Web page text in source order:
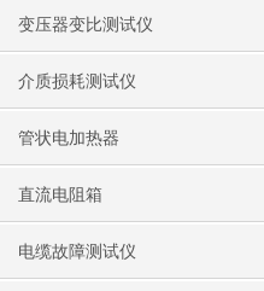
变压器变比测试仪
介质损耗测试仪
管状电加热器
直流电阻箱
电缆故障测试仪